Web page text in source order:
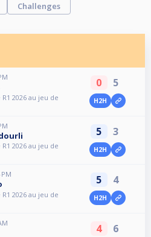
Challenges
2026 au jeu de
0 5
H2H
2026 au jeu de
5 3
H2H
2026 au jeu de
5 4
H2H
4 6